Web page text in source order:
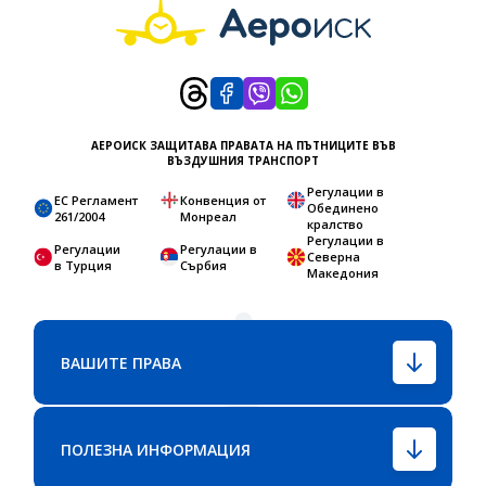
АЕРОИСК ЗАЩИТАВА ПРАВАТА НА ПЪТНИЦИТЕ ВЪВ
ВЪЗДУШНИЯ ТРАНСПОРТ
ЕС Регламент
261/2004
Конвенция от
Монреал
Регулации в
Обединено
кралство
Регулации
в Турция
Регулации в
Сърбия
Регулации в
Северна
Македония
ВАШИТЕ ПРАВА
ПОЛЕЗНА ИНФОРМАЦИЯ